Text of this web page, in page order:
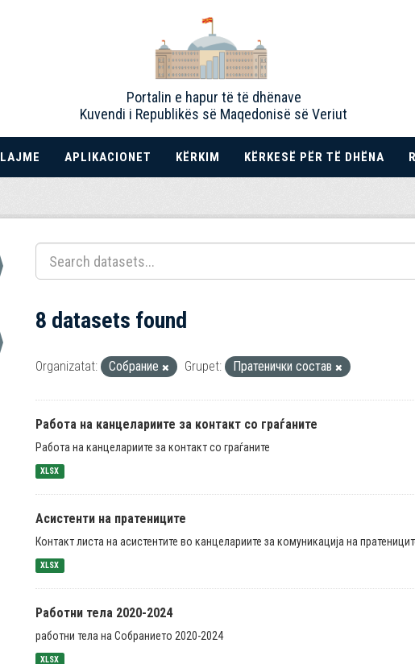
Portalin e hapur të të dhënave
Kuvendi i Republikës së Maqedonisë së Veriut
LAJME APLIKACIONET KËRKIM KËRKESË PËR TË DHËNA
8 datasets found
Organizatat: Собрание Grupet: Пратенички состав
Работа на канцелариите за контакт со граѓаните
Работа на канцелариите за контакт со граѓаните
XLSX
Асистенти на пратениците
Контакт листа на асистентите во канцелариите за комуникација на
XLSX
Работни тела 2020-2024
работни тела на Собранието 2020-2024
XLSX